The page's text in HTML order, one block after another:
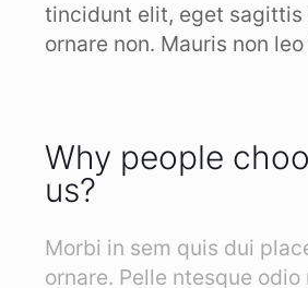
tincidunt elit, eget sagittis
ornare non. Mauris non
Why people
us?
Morbi in sem quis dui
ornare. Pelle ntesque odio